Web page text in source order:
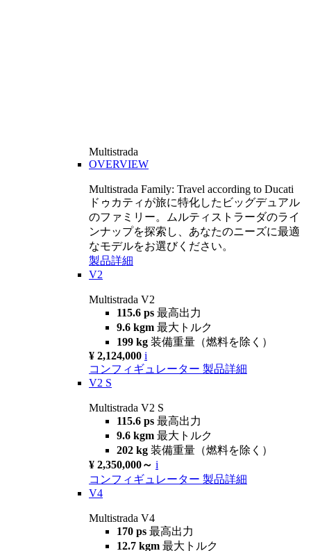
Multistrada
OVERVIEW
Multistrada Family: Travel according to Ducati
ドゥカティが旅に特化したビッグデュアル
のファミリー。ムルティストラーダのライ
ンナップを探索し、あなたのニーズに最適
なモデルをお選びください。
製品詳細
V2
Multistrada V2
115.6 ps 最高出力
9.6 kgm 最大トルク
199 kg 装備重量（燃料を除く）
¥ 2,124,000 i
コンフィギュレーター 製品詳細
V2 S
Multistrada V2 S
115.6 ps 最高出力
9.6 kgm 最大トルク
202 kg 装備重量（燃料を除く）
¥ 2,350,000～ i
コンフィギュレーター 製品詳細
V4
Multistrada V4
170 ps 最高出力
12.7 kgm 最大トルク